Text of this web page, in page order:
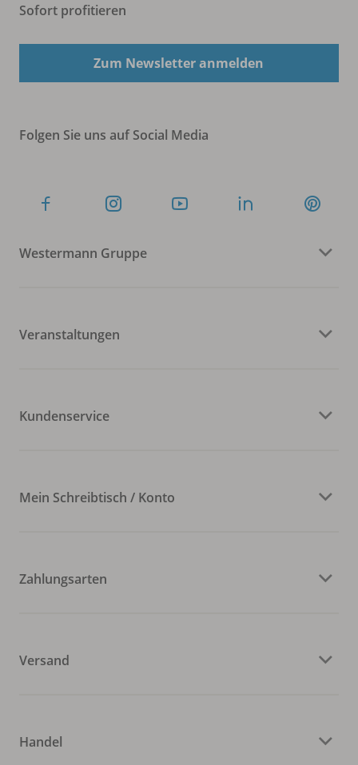
Sofort profitieren
Zum Newsletter anmelden
Folgen Sie uns auf Social Media
Westermann Gruppe
Veranstaltungen
Kundenservice
Mein Schreibtisch / Konto
Zahlungsarten
Versand
Handel